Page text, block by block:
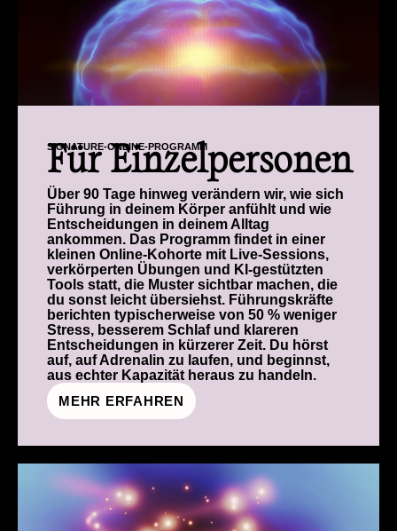
SIGNATURE-ONLINE-PROGRAMM
Für Einzelpersonen
Über 90 Tage hinweg verändern wir, wie sich
Führung in deinem Körper anfühlt und wie
Entscheidungen in deinem Alltag
ankommen. Das Programm findet in einer
kleinen Online-Kohorte mit Live-Sessions,
verkörperten Übungen und KI-gestützten
Tools statt, die Muster sichtbar machen, die
du sonst leicht übersiehst. Führungskräfte
berichten typischerweise von 50 % weniger
Stress, besserem Schlaf und klareren
Entscheidungen in kürzerer Zeit. Du hörst
auf, auf Adrenalin zu laufen, und beginnst,
aus echter Kapazität heraus zu handeln.
MEHR ERFAHREN